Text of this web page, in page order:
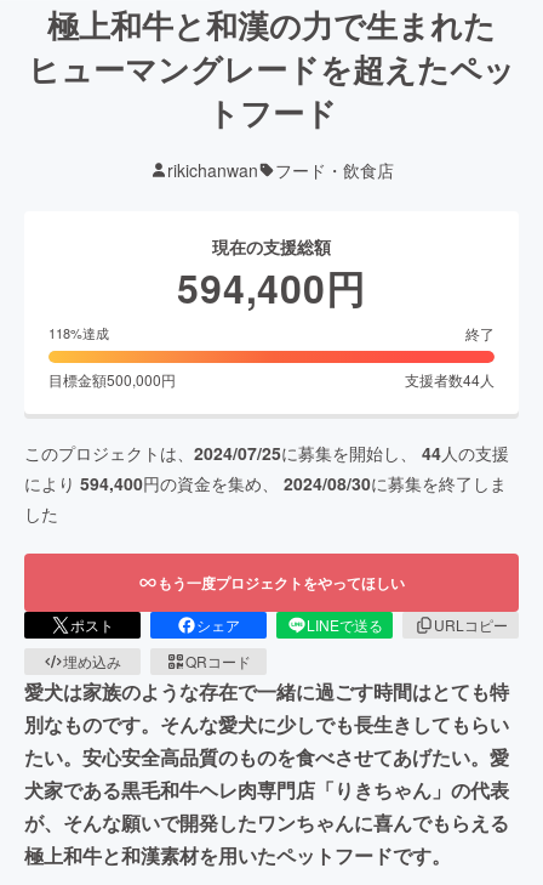
極上和牛と和漢の力で生まれた
ヒューマングレードを超えたペッ
トフード
rikichanwan フード・飲食店
現在の支援総額
594,400円
118%達成 終了
目標金額500,000円 支援者数44人
このプロジェクトは、 2024/07/25に募集を開始し、 44人の支援
により 594,400円の資金を集め、 2024/08/30に募集を終了しま
した
もう一度プロジェクトをやってほしい
ポスト シェア LINEで送る
URLコピー
埋め込み
QRコード
愛犬は家族のような存在で一緒に過ごす時間はとても特
別なものです。そんな愛犬に少しでも長生きしてもらい
たい。安心安全高品質のものを食べさせてあげたい。愛
犬家である黒毛和牛ヘレ肉専門店「りきちゃん」の代表
が、そんな願いで開発したワンちゃんに喜んでもらえる
極上和牛と和漢素材を用いたペットフードです。